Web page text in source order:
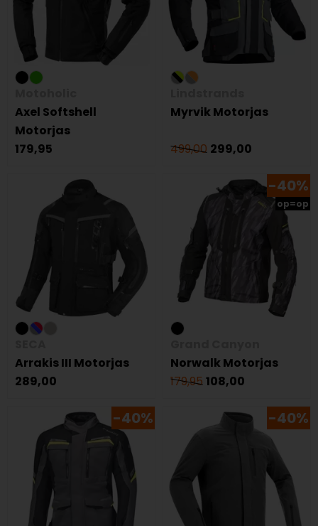
Axel Softshell
Motorjas
179,95
Myrvik Motorjas
499,00 299,00
Arrakis III Motorjas
289,00
-40%
op=op
Norwalk Motorjas
179,95 108,00
-40% -40%